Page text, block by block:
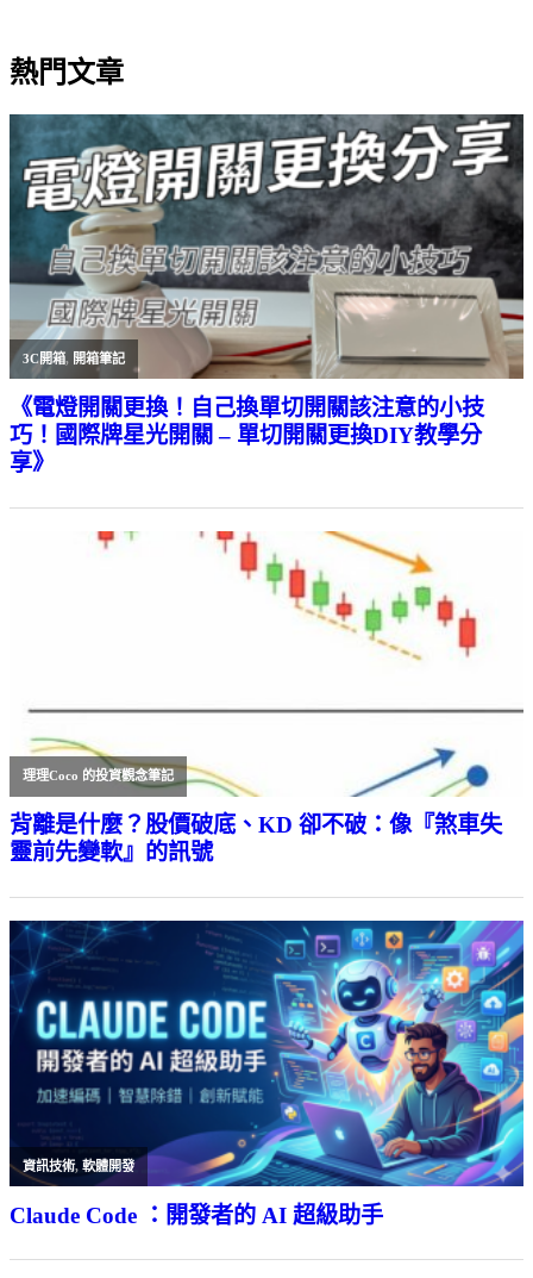
熱門文章
3C開箱, 開箱筆記
《電燈開關更換！自己換單切開關該注意的小技
巧！國際牌星光開關 – 單切開關更換DIY教學分
享》
理理Coco 的投資觀念筆記
背離是什麼？股價破底、KD 卻不破：像『煞車失
靈前先變軟』的訊號
資訊技術,軟體開發
Claude Code ：開發者的 AI 超級助手